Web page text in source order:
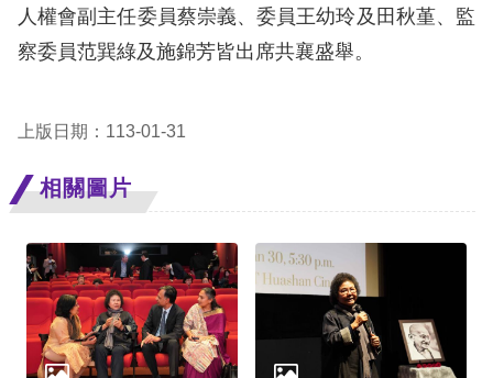
礙
快
鍵
請
選
擇
語
言
人權會副主任委員蔡崇義、委員王幼玲及田秋堇、監
察委員范巽綠及施錦芳皆出席共襄盛舉。
上版日期：113-01-31
相關圖片